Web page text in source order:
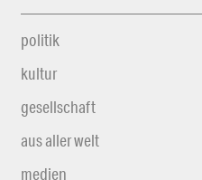
politik
kultur
gesellschaft
aus aller welt
medien